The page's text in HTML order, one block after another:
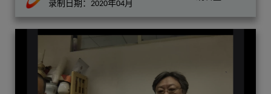
录制日期：2020年04月